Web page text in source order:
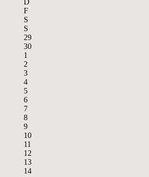
D
F
S
S
29
30
1
2
3
4
5
6
7
8
9
10
11
12
13
14